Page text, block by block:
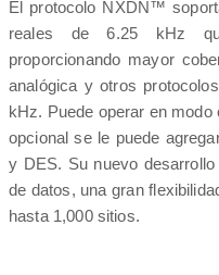
El protocolo NXDN™
reales de 6.25 kHz
proporcionando mayor
analógica y otros
kHz. Puede operar en
opcional se le puede
y DES. Su nuevo
de datos, una gran
hasta 1,000 sitios.